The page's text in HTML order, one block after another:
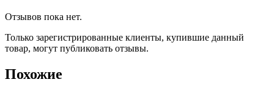
Отзывов пока нет.
Только зарегистрированные клиенты, купившие данный
товар, могут публиковать отзывы.
Похожие